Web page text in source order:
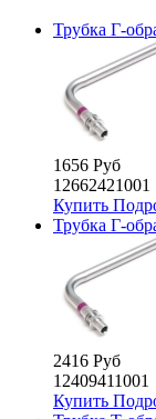
Трубка Г-
1656 Руб
12662421001
Купить
Трубка Г-
2416 Руб
12409411001
Купить